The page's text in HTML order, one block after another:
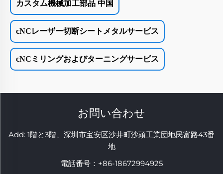
カスタム機械加工部品 中国
cNCレーザー切断シートメタルサービス
cNCミリングおよびターニングサービス
お問い合わせ
Add: 1階と3階、深圳市宝安区沙井町沙頭工業団地民富路43番
地
電話番号： +86-18672994925